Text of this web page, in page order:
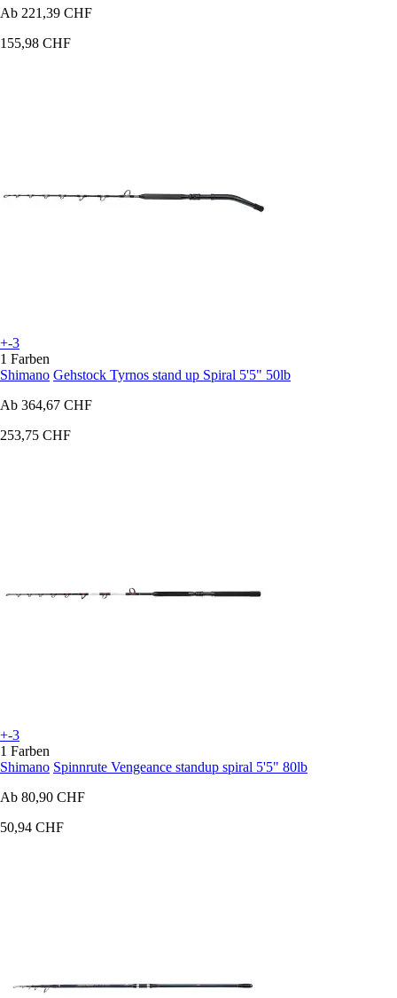
Ab 221,39 CHF
155,98 CHF
+-3
1 Farben
Shimano Gehstock Tyrnos stand up Spiral 5'5" 50lb
Ab 364,67 CHF
253,75 CHF
+-3
1 Farben
Shimano Spinnrute Vengeance standup spiral 5'5" 80lb
Ab 80,90 CHF
50,94 CHF